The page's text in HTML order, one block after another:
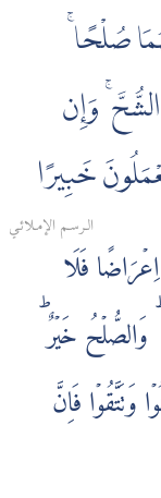
صُلْحًا
وَإِن
خَبِيرًا
الـرسـم الإمـلائـي
فَلَا
وَالصُّلۡحُ خَيۡرٌ‌
فَاِنَّ